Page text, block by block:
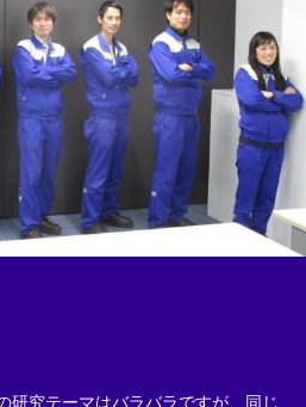
研究テーマはバラバラですが、同じ